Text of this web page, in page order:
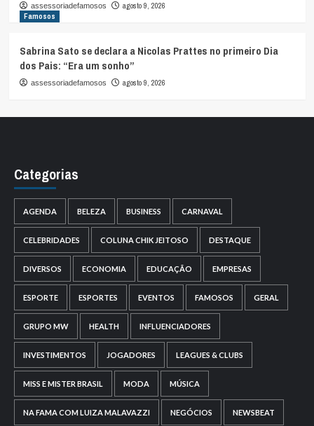
assessoriadefamosos
agosto 9, 2026
Famosos
Sabrina Sato se declara a Nicolas Prattes no primeiro Dia
dos Pais: “Era um sonho”
assessoriadefamosos agosto 9, 2026
Categorias
AGENDA BELEZA BUSINESS CARNAVAL
CELEBRIDADES COLUNA CHIK JEITOSO DESTAQUE
DIVERSOS ECONOMIA EDUCAÇÃO EMPRESAS
ESPORTE ESPORTES EVENTOS FAMOSOS GERAL
GRUPO MW HEALTH INFLUENCIADORES
INVESTIMENTOS JOGADORES LEAGUES & CLUBS
MISS E MISTER BRASIL MODA MÚSICA
NA FAMA COM LUIZA MALAVAZZI NEGÓCIOS NEWSBEAT